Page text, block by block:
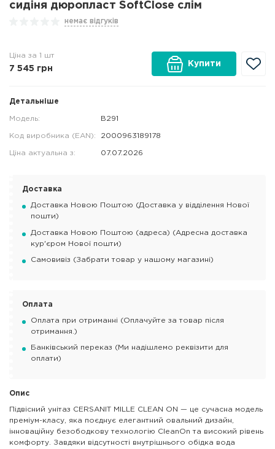
сидіня дюропласт SoftClose слім
немає відгуків
Ціна за 1 шт
7 545 грн
Купити
Детальніше
Модель: В291
Код виробника (EAN): 2000963189178
Ціна актуальна з: 07.07.2026
Доставка
Доставка Новою Поштою (Доставка у відділення Нової
пошти)
Доставка Новою Поштою (адреса) (Адресна доставка
кур'єром Нової пошти)
Самовивіз (Забрати товар у нашому магазині)
Оплата
Оплата при отриманні (Оплачуйте за товар після
отримання.)
Банківський переказ (Ми надішлемо реквізити для
оплати)
Опис
Підвісний унітаз CERSANIT MILLE CLEAN ON — це сучасна модель
преміум-класу, яка поєднує елегантний овальний дизайн,
інноваційну безободкову технологію CleanOn та високий рівень
комфорту. Завдяки відсутності внутрішнього обідка вода